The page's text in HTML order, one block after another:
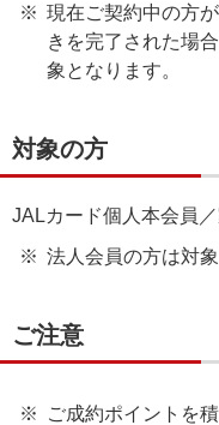
現在ご契約中の方
きを完了された場
象となります。
対象の方
JALカード個人本会員
法人会員の方は対
ご注意
ご成約ポイントを